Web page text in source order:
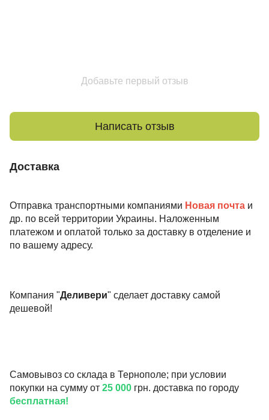
Добавьте первый отзыв
Написать отзыв
Доставка
Отправка транспортными компаниями Новая почта и
др. по всей территории Украины. Наложенным
платежом и оплатой только за доставку в отделение и
по вашему адресу.
Компания "Деливери" сделает доставку самой
дешевой!
Самовывоз со склада в Тернополе; при условии
покупки на сумму от 25 000 грн. доставка по городу
бесплатная!